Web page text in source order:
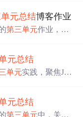
单元总结博客作业
第三单元作业，涵
元总结
单元实践，聚焦JM
从基础社交网络到
BFS/DFS、快速
元总结
第三单元中，关于